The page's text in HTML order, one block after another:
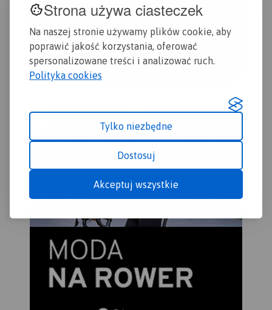
Strona używa ciasteczek
Na naszej stronie używamy plików cookie, aby
poprawić jakość korzystania, oferować
spersonalizowane treści i analizować ruch.
Polityka cookies
Tylko niezbędne
Dostosuj
Akceptuj wszystkie